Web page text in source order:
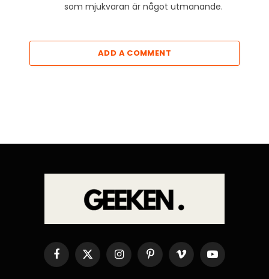
som mjukvaran är något utmanande.
ADD A COMMENT
Facebook
X
(Twitter)
InstagramPinterestVimeo YouTube